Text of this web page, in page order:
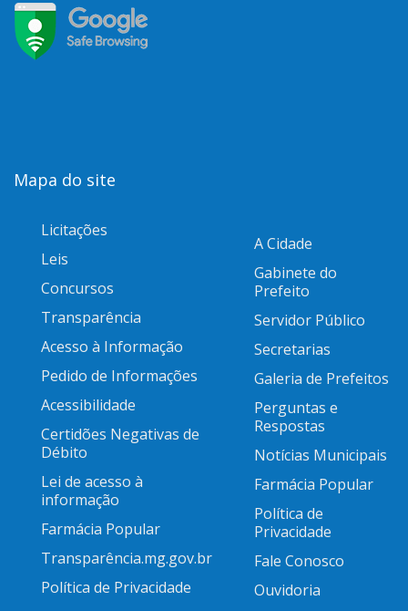
Mapa do site
Licitações
Leis
Concursos
Transparência
Acesso à Informação
Pedido de Informações
Acessibilidade
Certidões Negativas de
Débito
Lei de acesso à
informação
Farmácia Popular
Transparência.mg.gov.br
Política de Privacidade
A Cidade
Gabinete do
Prefeito
Servidor Público
Secretarias
Galeria de Prefeitos
Perguntas e
Respostas
Notícias Municipais
Farmácia Popular
Política de
Privacidade
Fale Conosco
Ouvidoria